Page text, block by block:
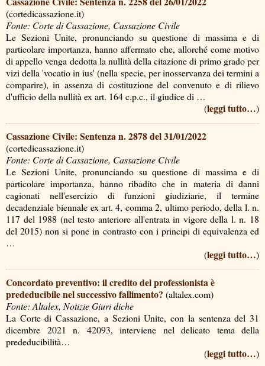
(cortedicassazione.it)
Fonte: Corte di Cassazione, Cassazione Civile
Le Sezioni Unite, pronunciando su questione di massima e di
particolare importanza, hanno affermato che, allorché come motivo
di appello venga dedotta la nullità della citazione di primo grado per
vizi della 'vocatio in ius' (nella specie, per inosservanza dei termini a
comparire), in assenza di costituzione del convenuto e di rilievo
d'ufficio della nullità ex art. 164 c.p.c., il giudice di …
(leggi tutto…)
Cassazione Civile: Sentenza n. 2878 del 31/01/2022
(cortedicassazione.it)
Fonte: Corte di Cassazione, Cassazione Civile
Le Sezioni Unite, pronunciando su questione di massima e di
particolare importanza, hanno ribadito che in materia di danni
cagionati nell'esercizio di funzioni giudiziarie, il termine
decadenziale biennale ex art. 4, comma 2, ultimo periodo, della l. n.
117 del 1988 (nel testo anteriore all'entrata in vigore della l. n. 18
del 2015) non si pone in contrasto con i principi di equivalenza ed
…
(leggi tutto…)
Concordato preventivo: il credito del professionista è
prededucibile nel successivo fallimento? (altalex.com)
Fonte: Altalex, Notizie Giuri diche
La Corte di Cassazione, a Sezioni Unite, con la sentenza del 31
dicembre 2021 n. 42093, interviene nel delicato tema della
prededucibilità…
(leggi tutto…)